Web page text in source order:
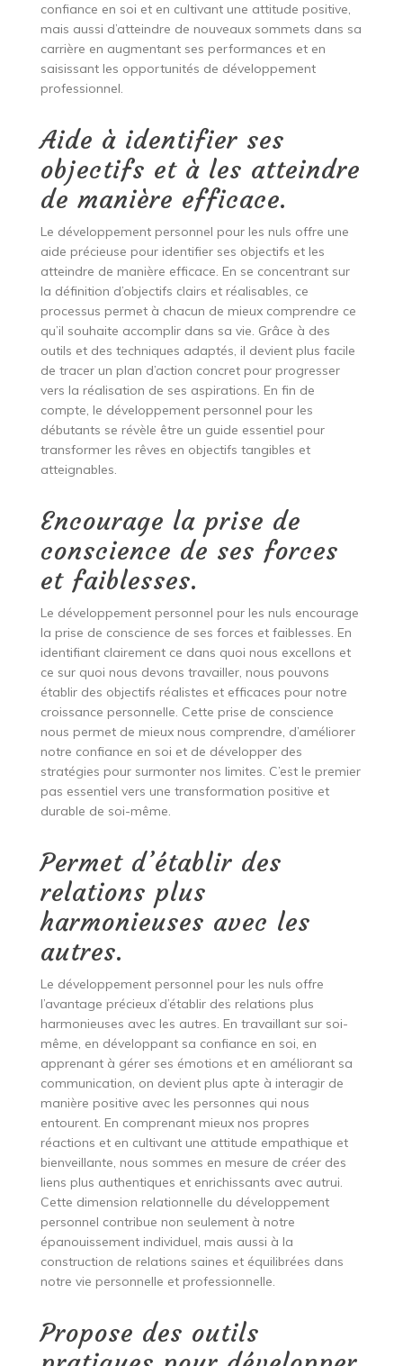
confiance en soi et en cultivant une attitude positive,
mais aussi d’atteindre de nouveaux sommets dans sa
carrière en augmentant ses performances et en
saisissant les opportunités de développement
professionnel.
Aide à identifier ses
objectifs et à les atteindre
de manière efficace.
Le développement personnel pour les nuls offre une
aide précieuse pour identifier ses objectifs et les
atteindre de manière efficace. En se concentrant sur
la définition d’objectifs clairs et réalisables, ce
processus permet à chacun de mieux comprendre ce
qu’il souhaite accomplir dans sa vie. Grâce à des
outils et des techniques adaptés, il devient plus facile
de tracer un plan d’action concret pour progresser
vers la réalisation de ses aspirations. En fin de
compte, le développement personnel pour les
débutants se révèle être un guide essentiel pour
transformer les rêves en objectifs tangibles et
atteignables.
Encourage la prise de
conscience de ses forces
et faiblesses.
Le développement personnel pour les nuls encourage
la prise de conscience de ses forces et faiblesses. En
identifiant clairement ce dans quoi nous excellons et
ce sur quoi nous devons travailler, nous pouvons
établir des objectifs réalistes et efficaces pour notre
croissance personnelle. Cette prise de conscience
nous permet de mieux nous comprendre, d’améliorer
notre confiance en soi et de développer des
stratégies pour surmonter nos limites. C’est le premier
pas essentiel vers une transformation positive et
durable de soi-même.
Permet d’établir des
relations plus
harmonieuses avec les
autres.
Le développement personnel pour les nuls offre
l’avantage précieux d’établir des relations plus
harmonieuses avec les autres. En travaillant sur soi-
même, en développant sa confiance en soi, en
apprenant à gérer ses émotions et en améliorant sa
communication, on devient plus apte à interagir de
manière positive avec les personnes qui nous
entourent. En comprenant mieux nos propres
réactions et en cultivant une attitude empathique et
bienveillante, nous sommes en mesure de créer des
liens plus authentiques et enrichissants avec autrui.
Cette dimension relationnelle du développement
personnel contribue non seulement à notre
épanouissement individuel, mais aussi à la
construction de relations saines et équilibrées dans
notre vie personnelle et professionnelle.
Propose des outils